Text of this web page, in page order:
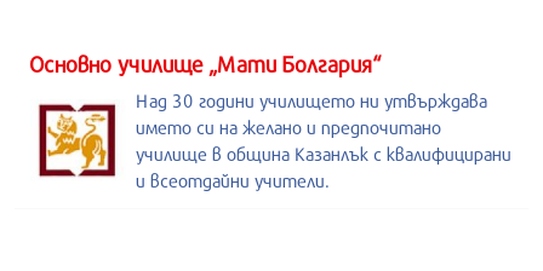
Основно училище „Мати Болгария“
Над 30 години училището ни утвърждава
името си на желано и предпочитано
училище в община Казанлък с квалифицирани
и всеотдайни учители.